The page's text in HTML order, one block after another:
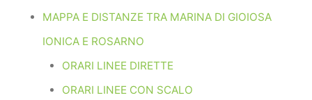
MAPPA E DISTANZE TRA MARINA DI GIOIOSA
IONICA E ROSARNO
ORARI LINEE DIRETTE
ORARI LINEE CON SCALO